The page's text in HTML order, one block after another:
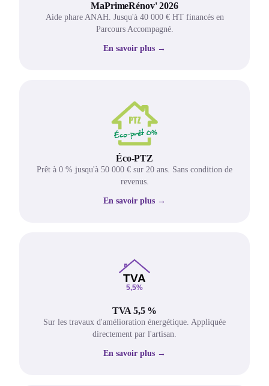
MaPrimeRénov' 2026
Aide phare ANAH. Jusqu'à 40 000 € HT financés en
Parcours Accompagné.
En savoir plus →
Éco-PTZ
Prêt à 0 % jusqu'à 50 000 € sur 20 ans. Sans condition de
revenus.
En savoir plus →
TVA 5,5 %
Sur les travaux d'amélioration énergétique. Appliquée
directement par l'artisan.
En savoir plus →